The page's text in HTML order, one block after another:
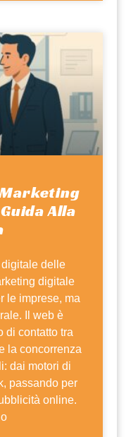
Marketing
Alla
digitale delle
digitale
le imprese, ma
Il web è
di contatto tra
la concorrenza
dai motori di
passando per
online.